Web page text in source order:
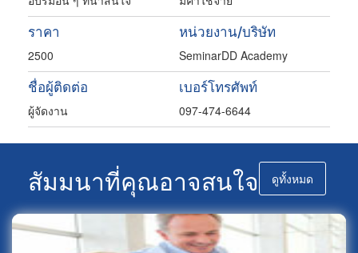
ราคา
2500
หน่วยงาน/บริษัท
SeminarDD Academy
ชื่อผู้ติดต่อ
ผู้จัดงาน
เบอร์โทรศัพท์
097-474-6644
สัมมนาที่คุณอาจสนใจ ดูทั้งหมด